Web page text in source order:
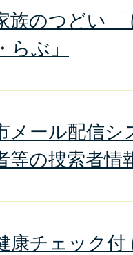
族のつどい
らぶ」
メール配信シ
等の捜索者情
康チェック